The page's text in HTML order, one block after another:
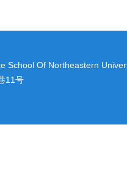
School Of Northeastern
11号